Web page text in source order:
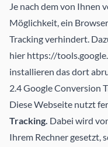
Je nach dem von Ihnen
Möglichkeit, ein
Tracking verhindert.
hier https://
installieren das dort
2.4 Google Conversion
Diese Webseite nutzt
Tracking. Dabei wird
Ihrem Rechner gesetzt,